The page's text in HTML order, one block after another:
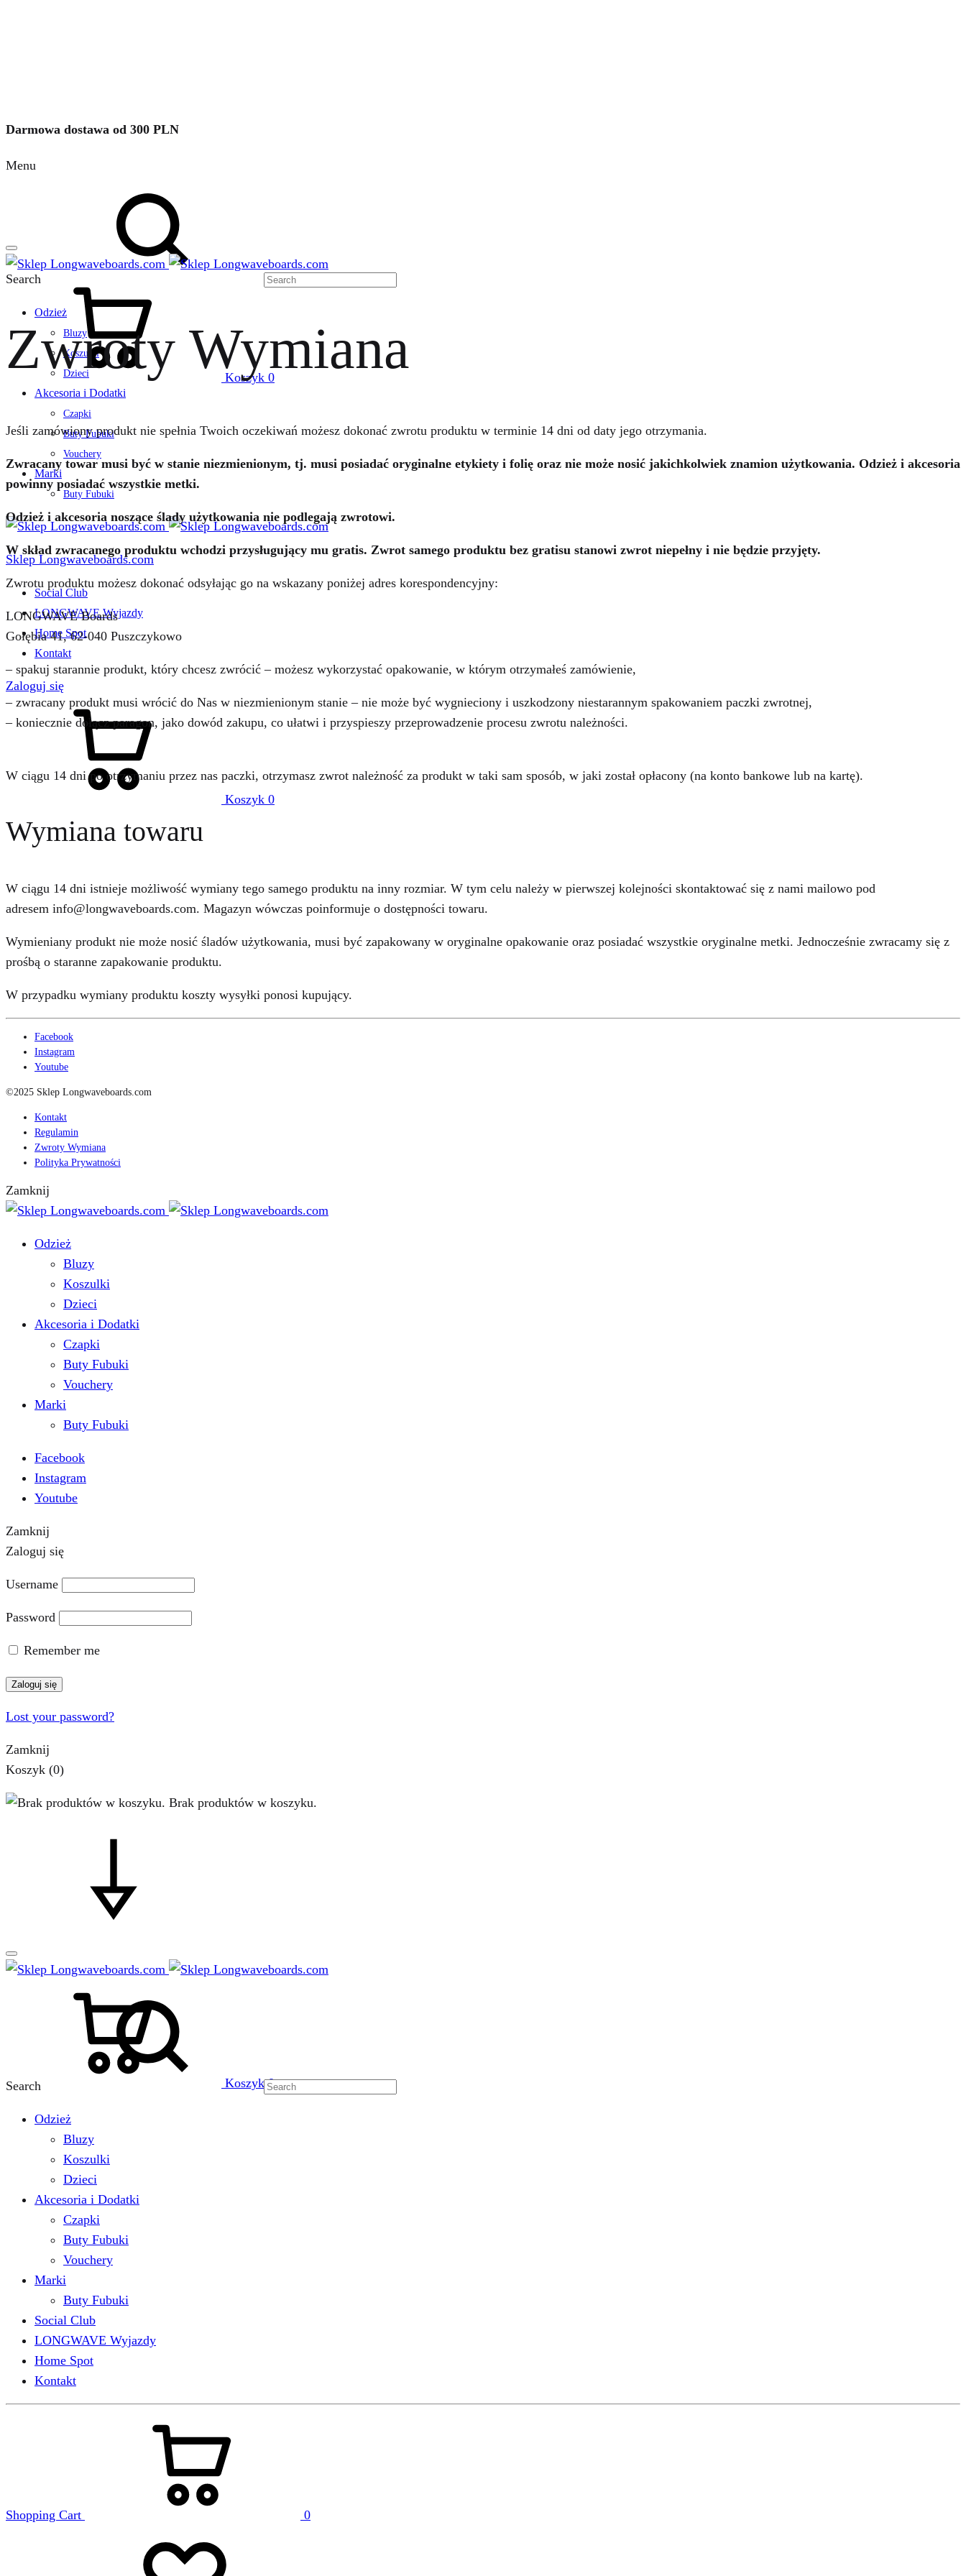
Darmowa dostawa od 300 PLN
Menu
Search
Odzież
Bluzy
Koszulki
Dzieci
Akcesoria i Dodatki
Czapki
Buty Fubuki
Vouchery
Marki
Buty Fubuki
Sklep Longwaveboards.com
Social Club
LONGWAVE Wyjazdy
Home Spot
Kontakt
Zaloguj się
Koszyk 0
Koszyk 0
Zwroty Wymiana
Jeśli zamówiony produkt nie spełnia Twoich oczekiwań możesz dokonać zwrotu produktu w terminie 14 dni od daty jego otrzymania.
Zwracany towar musi być w stanie niezmienionym, tj. musi posiadać oryginalne etykiety i folię oraz nie może nosić jakichkolwiek znamion użytkowania. Odzież i akcesoria
powinny posiadać wszystkie metki.
Odzież i akcesoria noszące ślady użytkowania nie podlegają zwrotowi.
W skład zwracanego produktu wchodzi przysługujący mu gratis. Zwrot samego produktu bez gratisu stanowi zwrot niepełny i nie będzie przyjęty.
Zwrotu produktu możesz dokonać odsyłając go na wskazany poniżej adres korespondencyjny:
LONGWAVE Boards
Gołębia 41, 62-040 Puszczykowo
– spakuj starannie produkt, który chcesz zwrócić – możesz wykorzystać opakowanie, w którym otrzymałeś zamówienie,
– zwracany produkt musi wrócić do Nas w niezmienionym stanie – nie może być wygnieciony i uszkodzony niestarannym spakowaniem paczki zwrotnej,
– koniecznie dołącz paragon, jako dowód zakupu, co ułatwi i przyspieszy przeprowadzenie procesu zwrotu należności.
W ciągu 14 dni po otrzymaniu przez nas paczki, otrzymasz zwrot należność za produkt w taki sam sposób, w jaki został opłacony (na konto bankowe lub na kartę).
Wymiana towaru
W ciągu 14 dni istnieje możliwość wymiany tego samego produktu na inny rozmiar. W tym celu należy w pierwszej kolejności skontaktować się z nami mailowo pod
adresem info@longwaveboards.com. Magazyn wówczas poinformuje o dostępności towaru.
Wymieniany produkt nie może nosić śladów użytkowania, musi być zapakowany w oryginalne opakowanie oraz posiadać wszystkie oryginalne metki. Jednocześnie zwracamy się z
prośbą o staranne zapakowanie produktu.
W przypadku wymiany produktu koszty wysyłki ponosi kupujący.
Facebook
Instagram
Youtube
©2025 Sklep Longwaveboards.com
Kontakt
Regulamin
Zwroty Wymiana
Polityka Prywatności
Zamknij
Odzież
Bluzy
Koszulki
Dzieci
Akcesoria i Dodatki
Czapki
Buty Fubuki
Vouchery
Marki
Buty Fubuki
Facebook
Instagram
Youtube
Zamknij
Zaloguj się
Username
Password
Remember me
Zaloguj się
Lost your password?
Zamknij
Koszyk (0)
Brak produktów w koszyku.
Koszyk 0
Search
Odzież
Bluzy
Koszulki
Dzieci
Akcesoria i Dodatki
Czapki
Buty Fubuki
Vouchery
Marki
Buty Fubuki
Social Club
LONGWAVE Wyjazdy
Home Spot
Kontakt
Shopping Cart 0